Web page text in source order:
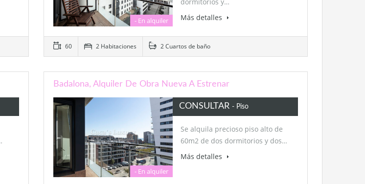
- En alquiler
dormitorios y…
Más detalles
60 2 Habitaciones 2 Cuartos de baño
Badalona, Alquiler De Obra Nueva A Estrenar
- En alquiler
CONSULTAR - Piso
Se alquila precioso piso alto de
60m2 de dos dormitorios y dos…
Más detalles